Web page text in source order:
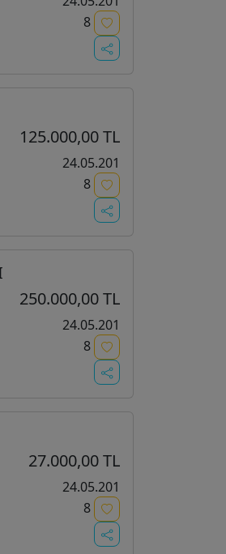
8
125.000,00 TL
24.05.201
8
250.000,00 TL
24.05.201
8
27.000,00 TL
24.05.201
8